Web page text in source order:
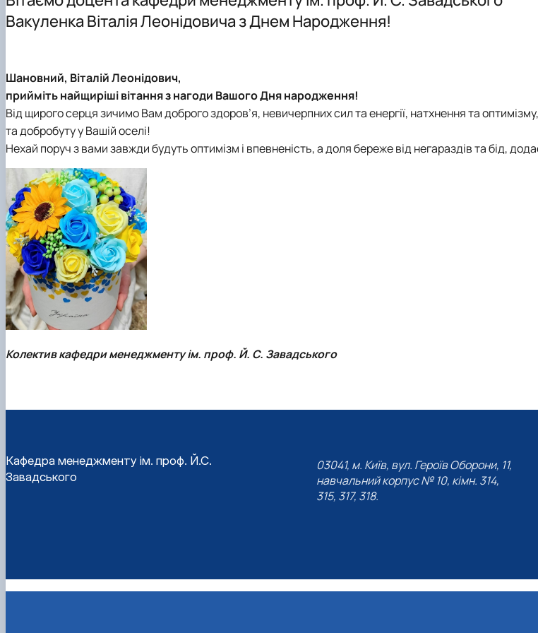
Наукова школа
Здобутки кафедри менеджменту ім. проф. Й.С. Завадського
Положення про кафедру
Підготовка аспірантів
Навчально-методичні видання
Наукові видання
Скринька довіри
Правила поведінки в умовах воєнного стану в НУБіП України
Вакуленка Віталія Леонідовича з Днем Народження!
Шановний, Віталій Леонідович,
прийміть найщиріші вітання з нагоди Вашого Дня народження!
Від щирого серця зичимо Вам доброго здоров’я, невичерпних сил та енергії, натхнення та
та добробуту у Вашій оселі!
Нехай поруч з вами завжди будуть оптимізм і впевненість, а доля береже від негараздів та бід,
Колектив кафедри менеджменту ім. проф. Й. С. Завадського
Кафедра менеджменту ім. проф. Й.С.
Завадського
03041, м. Київ, вул. Героїв Оборони, 11,
навчальний корпус № 10, кімн. 314,
315, 317, 318.